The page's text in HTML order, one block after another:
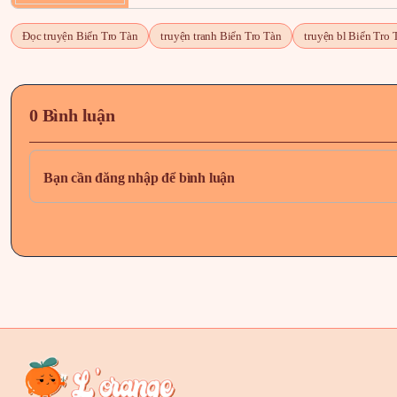
Đọc truyện Biển Tro Tàn truyện tranh Biển Tro Tàn truyện bl Biển Tro
0 Bình luận
Bạn cần đăng nhập để bình luận